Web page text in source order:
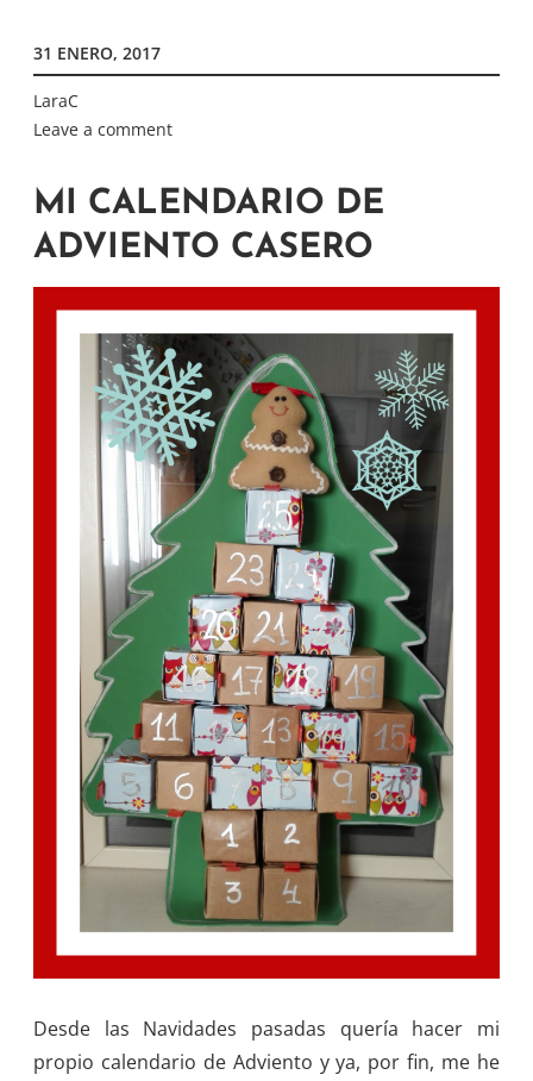
31 ENERO, 2017
LaraC
Leave a comment
MI CALENDARIO DE
ADVIENTO CASERO
Desde las Navidades pasadas quería hacer mi
propio calendario de Adviento y ya, por fin, me he